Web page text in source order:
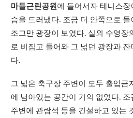
마들근린공원에 들어서자 테니스
습을 드러냈다. 조금 더 안쪽으로
조그만 광장이 보였다. 실외 수영장
로 비집고 들어와 그 넓던 광장과
다.
그 넓은 축구장 주변이 모두 출입금
에 남아있는 공간이 거의 없었다.
주변에 관람석 등을 건설하고 있는